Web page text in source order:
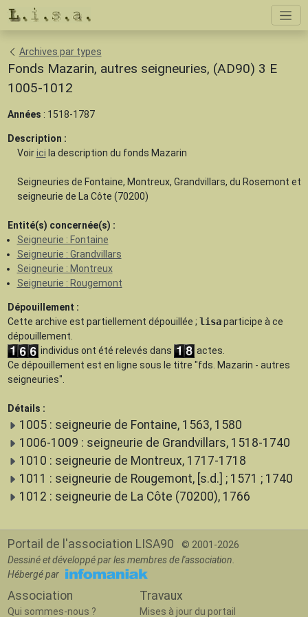
Archives par types
Fonds Mazarin, autres seigneuries, (AD90) 3 E
1005-1012
Années : 1518-1787
Description :
Voirici la description du fonds Mazarin
Seigneuries de Fontaine, Montreux, Grandvillars, du Rosemont et
seigneurie de La Côte (70200)
Entité(s) concernée(s) :
Seigneurie : Fontaine
Seigneurie : Grandvillars
Seigneurie : Montreux
Seigneurie : Rougemont
Dépouillement :
Cette archive est partiellement dépouillée ; lisaparticipe à ce
dépouillement.
individus ont été relevés dans
actes.
Ce dépouillement est en ligne sous le titre "fds. Mazarin - autres
seigneuries".
Détails :
1005 : seigneurie de Fontaine, 1563, 1580
1006-1009 : seigneurie de Grandvillars, 1518-1740
1010 : seigneurie de Montreux, 1717-1718
1011 : seigneurie de Rougemont, [s.d.] ; 1571 ; 1740
1012 : seigneurie de La Côte (70200), 1766
Portail de l'association LISA90
© 2001-2026
Dessiné et développé par les membres de l'association.
Hébergé par
Association
Qui sommes-nous ?
Travaux
Mises à jour du portail